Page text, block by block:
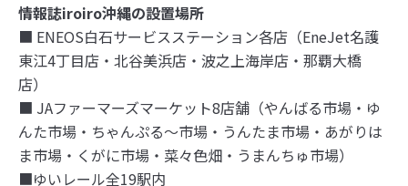
情報誌iroiro沖縄の設置場所
■ ENEOS白石サービスステーション各店（EneJet名護
東江4丁目店・北谷美浜店・波之上海岸店・那覇大橋
店）
■ JAファーマーズマーケット8店舗（やんばる市場・ゆ
んた市場・ちゃんぷる～市場・うんたま市場・あがりは
ま市場・くがに市場・菜々色畑・うまんちゅ市場）
■ゆいレール全19駅内